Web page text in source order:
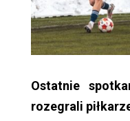
Ostatnie
rozegrali